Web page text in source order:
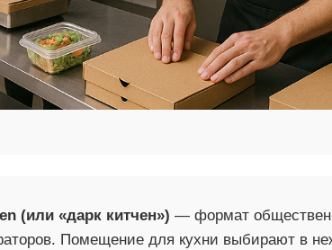
(или «дарк китчен») — формат
Помещение для кухни выбирают в